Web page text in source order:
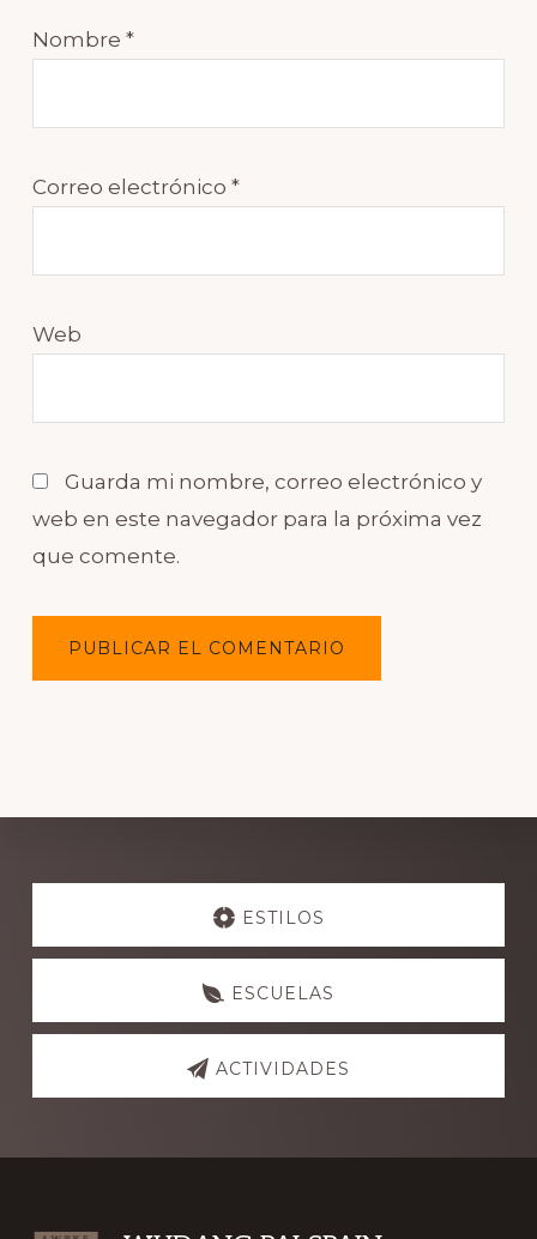
Nombre *
Correo electrónico *
Web
Guarda mi nombre, correo electrónico y
web en este navegador para la próxima vez
que comente.
Explore
ESTILOS
ESCUELAS
ACTIVIDADES